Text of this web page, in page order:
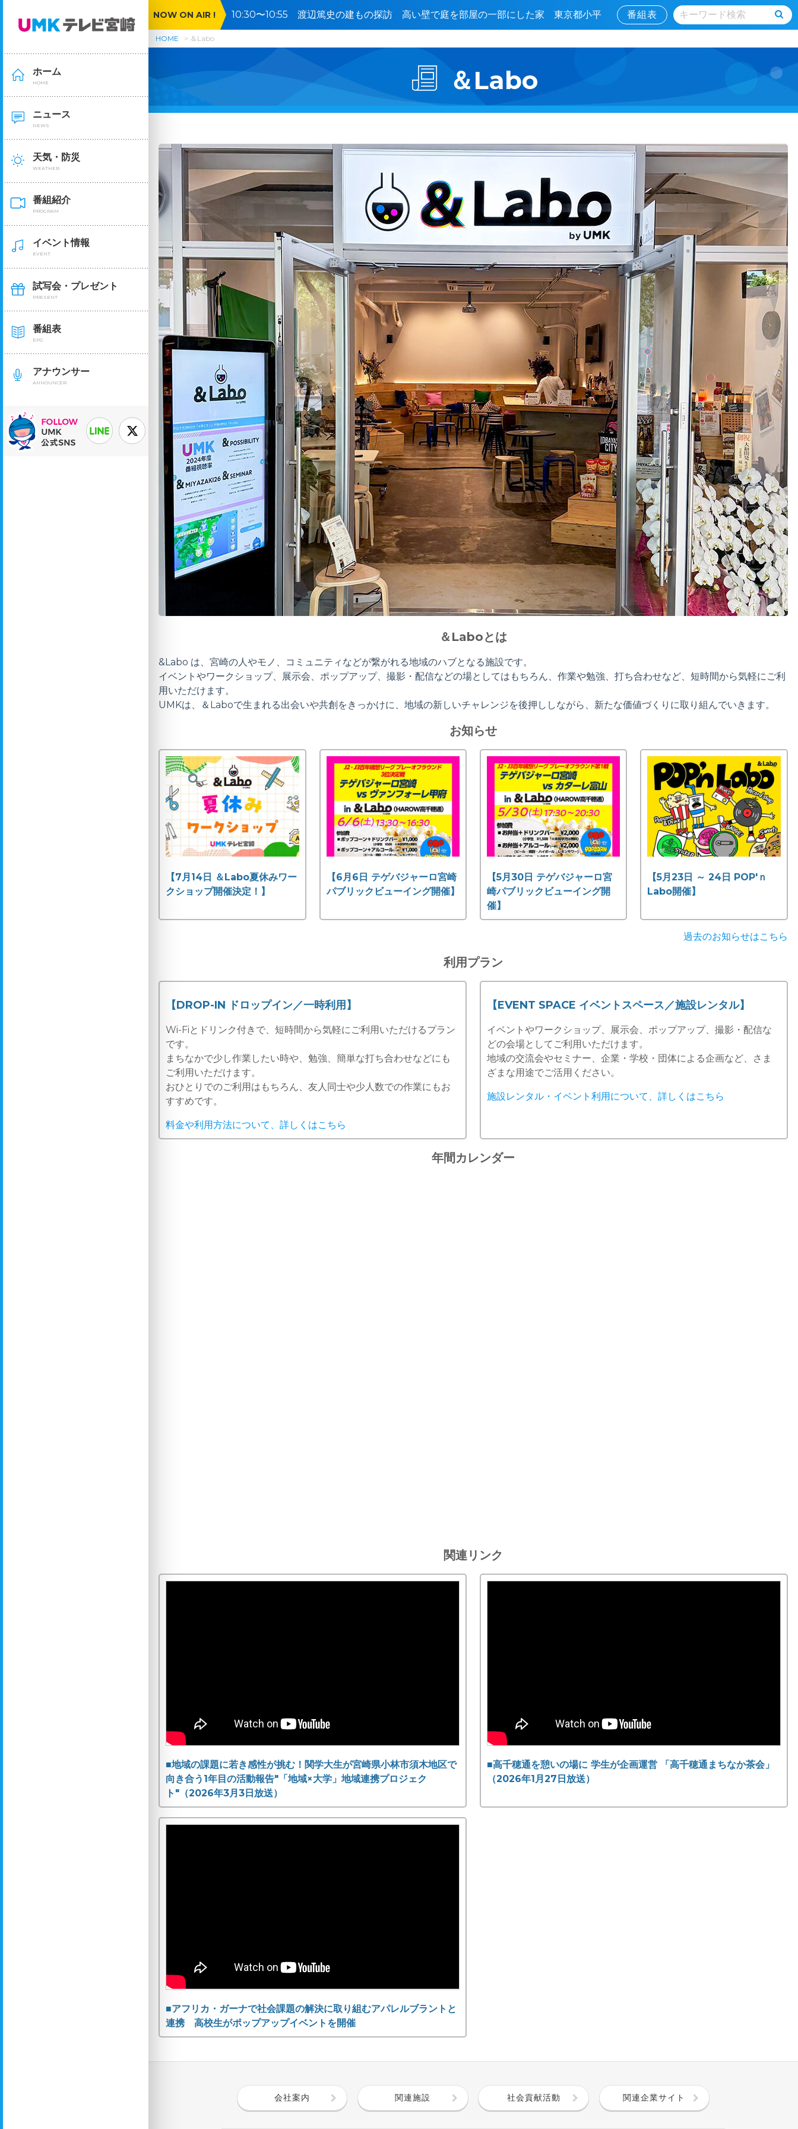
ホーム
HOME
ニュース
NEWS
天気・防災
WEATHER
番組紹介
PROGRAM
イベント情報
EVENT
試写会・プレゼント
PRESENT
番組表
EPG
アナウンサー
ANNOUNCER
NOW ON AIR !
10:30〜10:55 渡辺篤史の建もの探訪 高い壁で庭を部屋の一部にした家 東京都小平
市
番組表
HOME ＆Labo
＆Labo
＆Laboとは
&Labo は、宮崎の人やモノ、コミュニティなどが繋がれる地域のハブとなる施設です。
イベントやワークショップ、展示会、ポップアップ、撮影・配信などの場としてはもちろん、作業や勉強、打ち合わせなど、短時間から気軽にご利
用いただけます。
UMKは、＆Laboで生まれる出会いや共創をきっかけに、地域の新しいチャレンジを後押ししながら、新たな価値づくりに取り組んでいきます。
お知らせ
【7月14日 ＆Labo夏休みワー
クショップ開催決定！】
【6月6日 テゲバジャーロ宮崎
パブリックビューイング開催】
【5月30日 テゲバジャーロ宮
崎パブリックビューイング開
催】
【5月23日 ～ 24日 POP'ｎ
Labo開催】
過去のお知らせはこちら
利用プラン
【DROP-IN ドロップイン／一時利用】
Wi-Fiとドリンク付きで、短時間から気軽にご利用いただけるプラン
です。
まちなかで少し作業したい時や、勉強、簡単な打ち合わせなどにも
ご利用いただけます。
おひとりでのご利用はもちろん、友人同士や少人数での作業にもお
すすめです。
料金や利用方法について、詳しくはこちら
【EVENT SPACE イベントスペース／施設レンタル】
イベントやワークショップ、展示会、ポップアップ、撮影・配信な
どの会場としてご利用いただけます。
地域の交流会やセミナー、企業・学校・団体による企画など、さま
ざまな用途でご活用ください。
施設レンタル・イベント利用について、詳しくはこちら
年間カレンダー
関連リンク
■地域の課題に若き感性が挑む！関学大生が宮崎県小林市須木地区で
向き合う1年目の活動報告"「地域×大学」地域連携プロジェク
ト"（2026年3月3日放送）
■高千穂通を憩いの場に 学生が企画運営 「高千穂通まちなか茶会」
（2026年1月27日放送）
■アフリカ・ガーナで社会課題の解決に取り組むアパレルブラントと
連携 高校生がポップアップイベントを開催
会社案内 関連施設 社会貢献活動 関連企業サイト